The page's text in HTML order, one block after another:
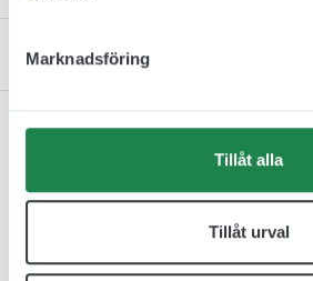
Marknadsföring
Tillåt alla
Tillåt urval
Kontakta oss
Relaterade produkter